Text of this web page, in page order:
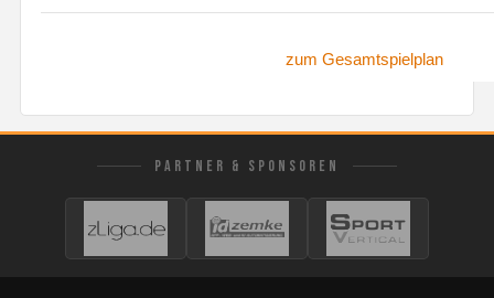
zum Gesamtspielplan
PARTNER & SPONSOREN